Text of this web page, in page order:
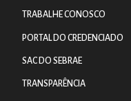
TRABALHE CONOSCO
PORTAL DO CREDENCIADO
SAC DO SEBRAE
TRANSPARÊNCIA